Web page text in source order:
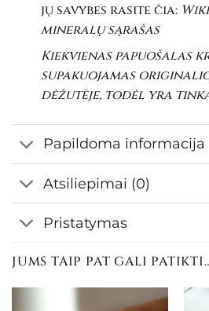
jų savybes rasite čia:
mineralų sąrašas
Kiekvienas papuošalas
supakuojamas
dėžutėje, todėl yra
Papildoma informacija
Atsiliepimai (0)
Pristatymas
JUMS TAIP PAT GALI